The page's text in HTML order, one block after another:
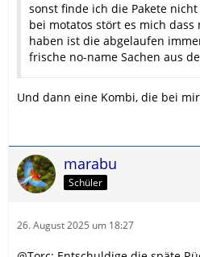
sonst finde ich die Pakete
bei motatos stört es mich
haben ist die abgelaufen
frische no-name Sachen aus
Und dann eine Kombi, die bei
marabu
Schüler
26. August 2025 um 18:27